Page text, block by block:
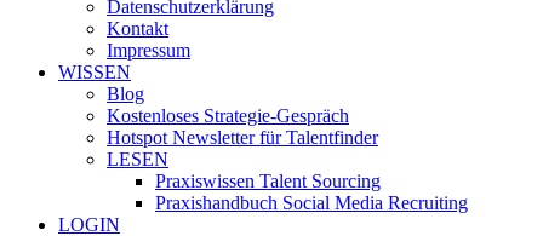
Datenschutzerklärung
Kontakt
Impressum
WISSEN
Blog
Kostenloses Strategie-Gespräch
Hotspot Newsletter für Talentfinder
LESEN
Praxiswissen Talent Sourcing
Praxishandbuch Social Media Recruiting
LOGIN